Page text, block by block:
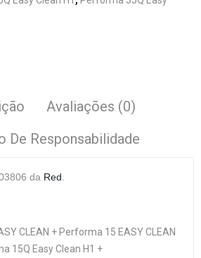
Avaliações (0)
De Responsabilidade
da Red
CLEAN + Performa 15 EASY CLEAN
15Q Easy Clean H1 +